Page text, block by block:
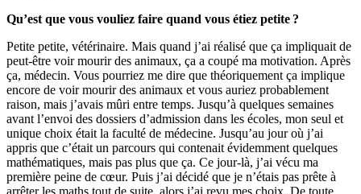
Qu’est que vous vouliez faire quand vous étiez petite ?
Petite petite, vétérinaire. Mais quand j’ai réalisé que ça impliquait de
peut-être voir mourir des animaux, ça a coupé ma motivation. Après
ça, médecin. Vous pourriez me dire que théoriquement ça implique
encore de voir mourir des animaux et vous auriez probablement
raison, mais j’avais mûri entre temps. Jusqu’à quelques semaines
avant l’envoi des dossiers d’admission dans les écoles, mon seul et
unique choix était la faculté de médecine. Jusqu’au jour où j’ai
appris que c’était un parcours qui contenait évidemment quelques
mathématiques, mais pas plus que ça. Ce jour-là, j’ai vécu ma
première peine de cœur. Puis j’ai décidé que je n’étais pas prête à